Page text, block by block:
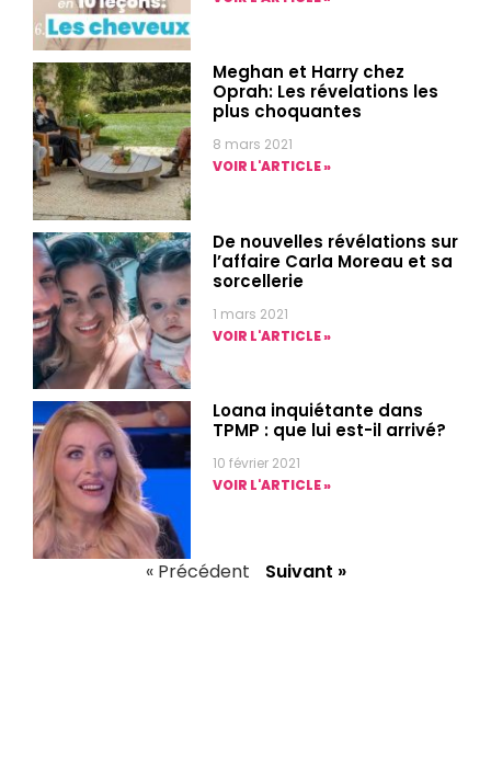
Meghan et Harry chez
Oprah: Les révelations les
plus choquantes
8 mars 2021
VOIR L'ARTICLE »
De nouvelles révélations sur
l’affaire Carla Moreau et sa
sorcellerie
1 mars 2021
VOIR L'ARTICLE »
Loana inquiétante dans
TPMP : que lui est-il arrivé?
10 février 2021
VOIR L'ARTICLE »
« Précédent Suivant »